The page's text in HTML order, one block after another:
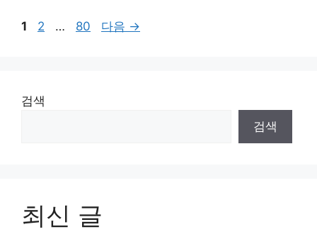
페
1
페
2 …
페
80 다음 →
검색
검색
최신 글